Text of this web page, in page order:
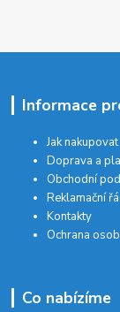
Informace
Jak nakupovat
Doprava a
Obchodní
Reklamační
Kontakty
Ochrana
Co nabízíme